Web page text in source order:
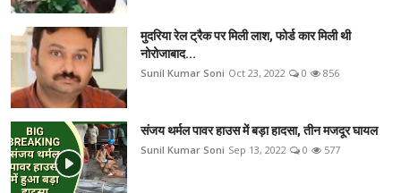
मुदरिया रेल ट्रैक पर मिली लाश, फोर्ड कार मिली थी
नोरोजाबाद...
Sunil Kumar Soni Oct 23, 2022 0 856
संजय थर्मल पावर हाउस में बड़ा हादसा, तीन मजदूर घायल
Sunil Kumar Soni Sep 13, 2022 0 577